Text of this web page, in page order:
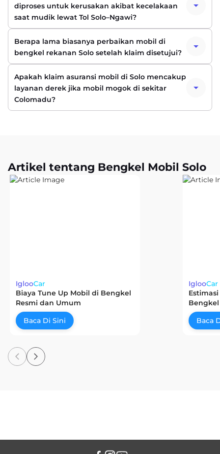
diproses untuk kerusakan akibat kecelakaan
saat mudik lewat Tol Solo–Ngawi?
Berapa lama biasanya perbaikan mobil di
bengkel rekanan Solo setelah klaim disetujui?
Apakah klaim asuransi mobil di Solo mencakup
layanan derek jika mobil mogok di sekitar
Colomadu?
Artikel tentang Bengkel Mobil Solo
IglooCar
Biaya Tune Up Mobil di Bengkel
Resmi dan Umum
Baca Di Sini
IglooCar
Baca